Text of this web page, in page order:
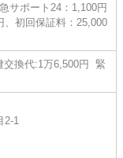
サポート24：1,100円
、初回保証料：25,000
換代:1万6,500円 緊
2-1